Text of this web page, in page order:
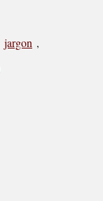
jargon ,